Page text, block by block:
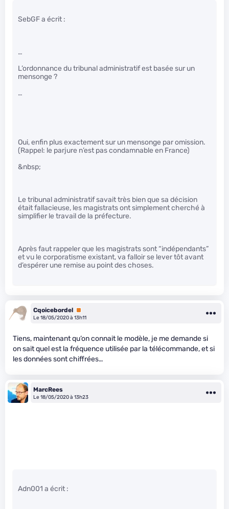
SebGF a écrit :
…
L’ordonnance du tribunal administratif est basée sur un
mensonge ?
…
Oui, enfin plus exactement sur un mensonge par omission.
(Rappel: le parjure n’est pas condamnable en France)
&nbsp;
Le tribunal administratif savait très bien que sa décision
était fallacieuse, les magistrats ont simplement cherché à
simplifier le travail de la préfecture.
Après faut rappeler que les magistrats sont “indépendants”
et vu le corporatisme existant, va falloir se lever tôt avant
d’espérer une remise au point des choses.
Cqoicebordel Premium
Le 18/05/2020 à 13h11
Tiens, maintenant qu’on connait le modèle, je me demande si
on sait quel est la fréquence utilisée par la télécommande, et si
les données sont chiffrées…
MarcRees
Le 18/05/2020 à 13h23
Adn001 a écrit :